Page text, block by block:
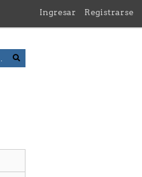
Ingresar Registrarse